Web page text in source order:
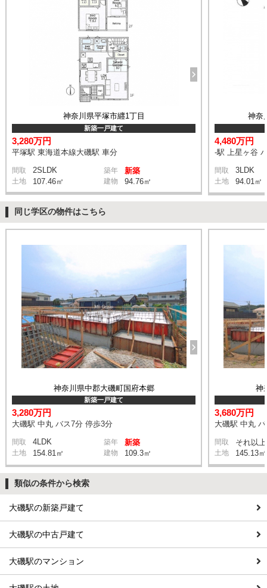
神奈川県平塚市纒1丁目
新築一戸建て
3,280万円
平塚駅 東海道本線大磯駅 車分
間取 2SLDK 築年 新築
土地 107.46㎡ 建物 94.76㎡
神奈
4,480万円
-駅 上星ヶ谷
間取 3LDK
土地 94.01㎡
同じ学区の物件はこちら
神奈川県中郡大磯町国府本郷
新築一戸建て
3,280万円
大磯駅 中丸 バス7分 停歩3分
間取 4LDK 築年 新築
土地 154.81㎡ 建物 109.3㎡
神
3,680万円
大磯駅 中丸
間取 それ以上
土地 145.13㎡
類似の条件から検索
大磯駅の新築戸建て
大磯駅の中古戸建て
大磯駅のマンション